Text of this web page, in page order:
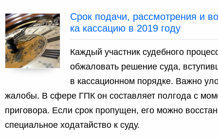
Срок подачи, рассмотрения и
ка кассацию в 2019 году
Каждый участник судебного
обжаловать решение суда,
в кассационном порядке. Важно
жалобы. В сфере ГПК он составляет полгода с
приговора. Если срок пропущен, его можно
специальное ходатайство к суду.